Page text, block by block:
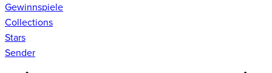
Gewinnspiele
Collections
Stars
Sender